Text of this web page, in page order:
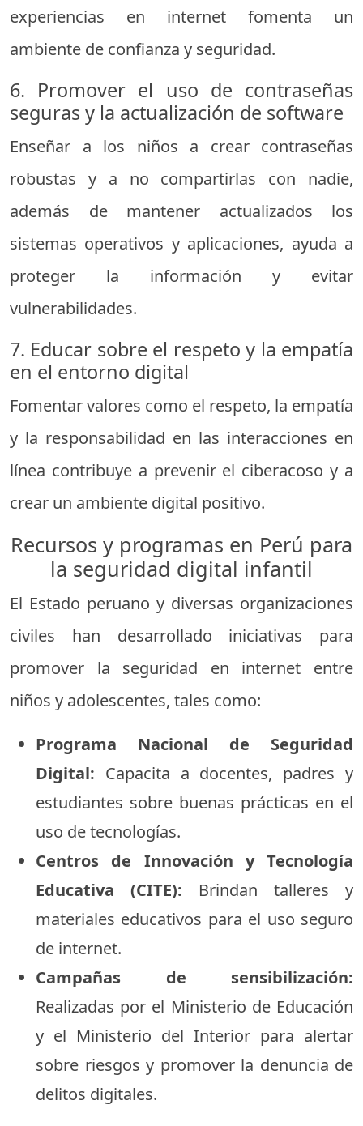
experiencias en internet fomenta un
ambiente de confianza y seguridad.
6. Promover el uso de contraseñas
seguras y la actualización de software
Enseñar a los niños a crear contraseñas
robustas y a no compartirlas con nadie,
además de mantener actualizados los
sistemas operativos y aplicaciones, ayuda a
proteger la información y evitar
vulnerabilidades.
7. Educar sobre el respeto y la empatía
en el entorno digital
Fomentar valores como el respeto, la empatía
y la responsabilidad en las interacciones en
línea contribuye a prevenir el ciberacoso y a
crear un ambiente digital positivo.
Recursos y programas en Perú para
la seguridad digital infantil
El Estado peruano y diversas organizaciones
civiles han desarrollado iniciativas para
promover la seguridad en internet entre
niños y adolescentes, tales como:
Programa Nacional de Seguridad
Digital: Capacita a docentes, padres y
estudiantes sobre buenas prácticas en el
uso de tecnologías.
Centros de Innovación y Tecnología
Educativa (CITE): Brindan talleres y
materiales educativos para el uso seguro
de internet.
Campañas de sensibilización:
Realizadas por el Ministerio de Educación
y el Ministerio del Interior para alertar
sobre riesgos y promover la denuncia de
delitos digitales.